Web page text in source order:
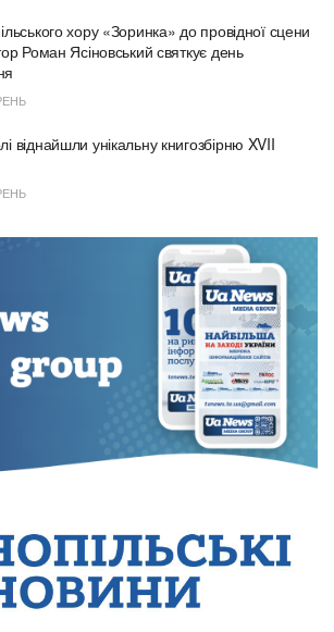
хору «Зоринка» до провідної сцени
Роман Ясіновський святкує день
віднайшли унікальну книгозбірню XVII